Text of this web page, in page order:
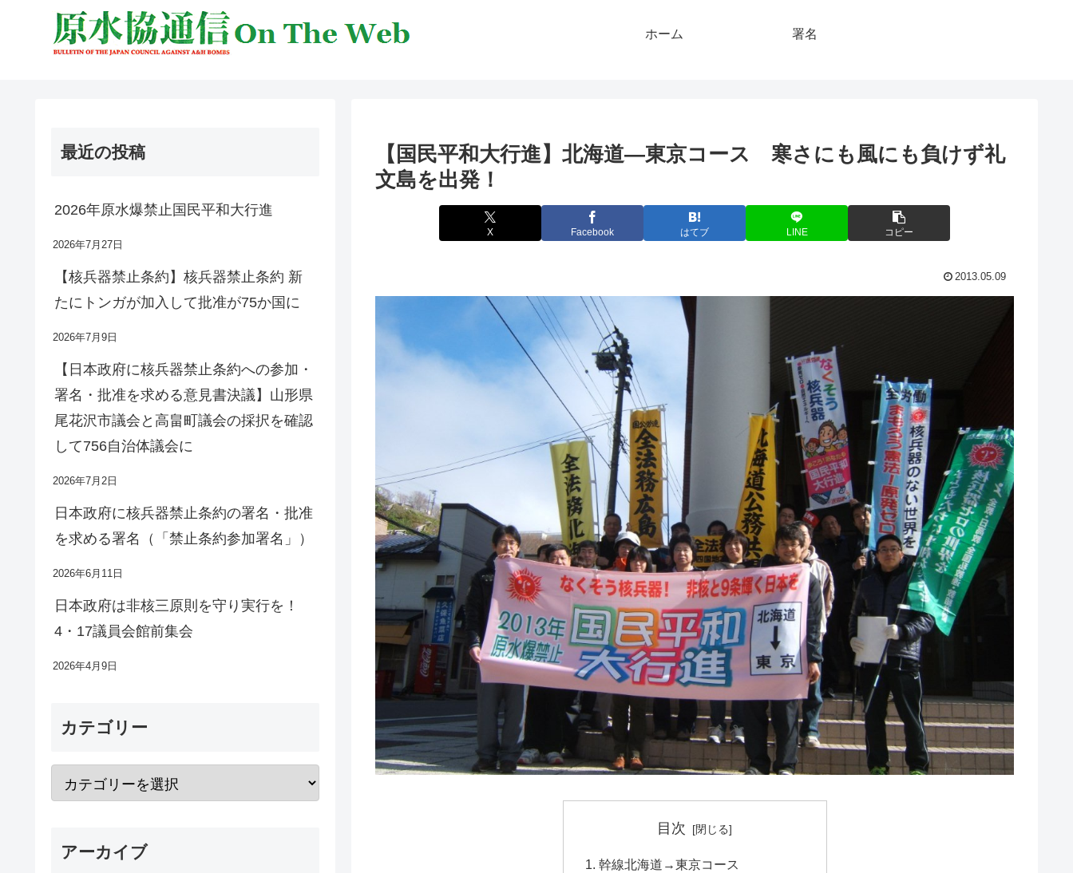
ホーム 署名
【国民平和大行進】北海道―東京コース 寒さにも風にも負けず礼
文島を出発！
X Facebook はてブ LINE コピー
2013.05.09
目次
幹線北海道→東京コース
最近の投稿
2026年原水爆禁止国民平和大行進
2026年7月27日
【核兵器禁止条約】核兵器禁止条約 新
たにトンガが加入して批准が75か国に
2026年7月9日
【日本政府に核兵器禁止条約への参加・
署名・批准を求める意見書決議】山形県
尾花沢市議会と高畠町議会の採択を確認
して756自治体議会に
2026年7月2日
日本政府に核兵器禁止条約の署名・批准
を求める署名（「禁止条約参加署名」）
2026年6月11日
日本政府は非核三原則を守り実行を！
4・17議員会館前集会
2026年4月9日
カテゴリー
アーカイブ